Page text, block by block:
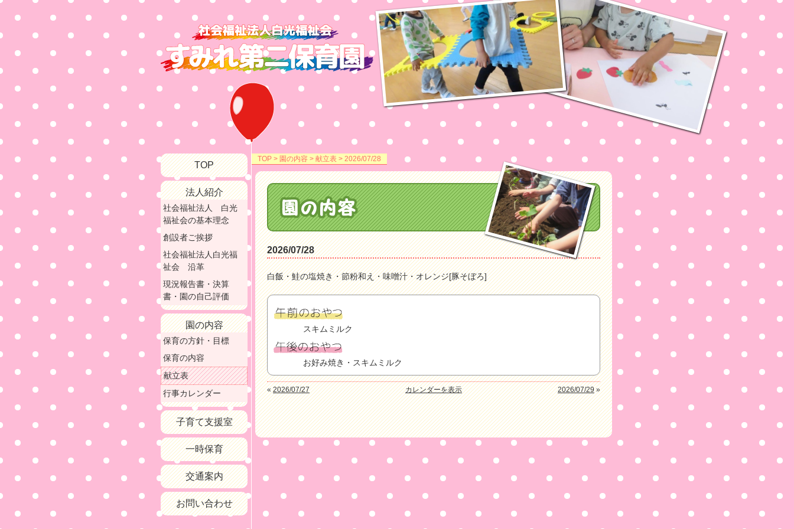
TOP > 園の内容 > 献立表 > 2026/07/28
2026/07/28
白飯・鮭の塩焼き・節粉和え・味噌汁・オレンジ[豚そぼろ]
スキムミルク
お好み焼き・スキムミルク
«2026/07/27 カレンダーを表示 2026/07/29»
TOP
法人紹介
社会福祉法人 白光
福祉会の基本理念
創設者ご挨拶
社会福祉法人白光福
祉会 沿革
現況報告書・決算
書・園の自己評価
園の内容
保育の方針・目標
保育の内容
献立表
行事カレンダー
子育て支援室
一時保育
交通案内
お問い合わせ